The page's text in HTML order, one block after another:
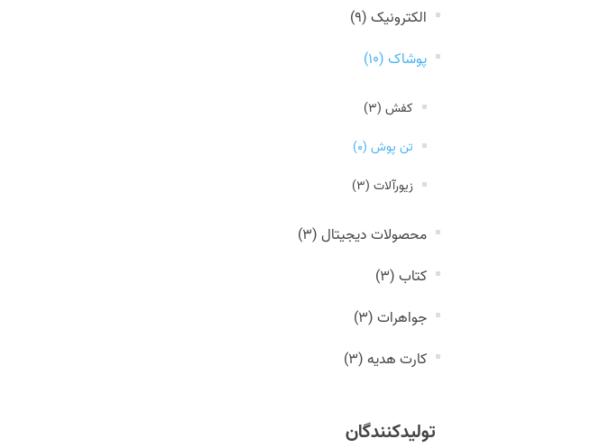
الکترونیک (9)
پوشاک (10)
کفش (3)
تن پوش (0)
زیورآلات (3)
محصولات دیجیتال (3)
کتاب (3)
جواهرات (3)
کارت هدیه (3)
تولیدکنندگان